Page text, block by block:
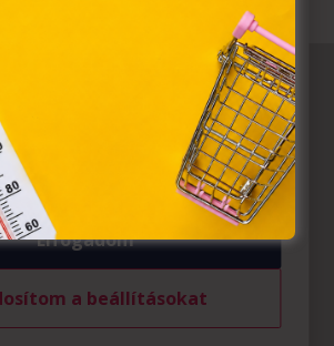
kereskedelmi szolgáltatások, az
összefüggő szolgáltatások
szóló 2001. évi CVIII. törvény, valamint
előírásainak megfelelően használjuk.
melyek az Európai Unió országain
a „sütik" használatához, és ezeknek a
vagy egyéb eszközén történő
hozzájárulását kell kérniük.
Elfogadom
a beállításokat